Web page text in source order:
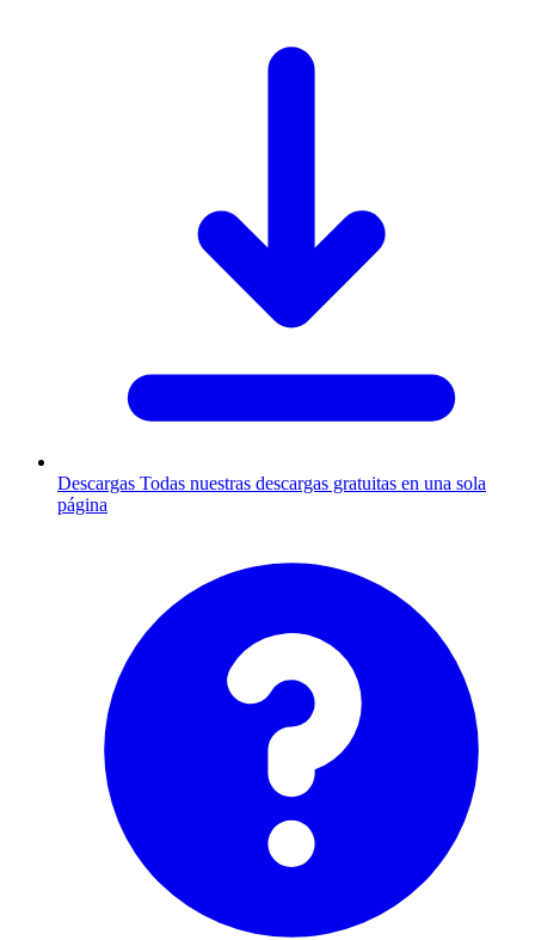
Descargas Todas nuestras descargas gratuitas en una sola
página